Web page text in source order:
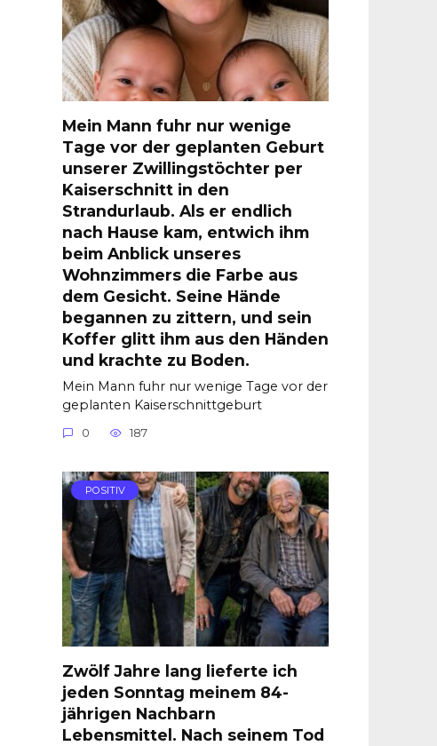
Mein Mann fuhr nur wenige
Tage vor der geplanten Geburt
unserer Zwillingstöchter per
Kaiserschnitt in den
Strandurlaub. Als er endlich
nach Hause kam, entwich ihm
beim Anblick unseres
Wohnzimmers die Farbe aus
dem Gesicht. Seine Hände
begannen zu zittern, und sein
Koffer glitt ihm aus den Händen
und krachte zu Boden.
Mein Mann fuhr nur wenige Tage vor der
geplanten Kaiserschnittgeburt
0 187
POSITIV
Zwölf Jahre lang lieferte ich
jeden Sonntag meinem 84-
jährigen Nachbarn
Lebensmittel. Nach seinem Tod